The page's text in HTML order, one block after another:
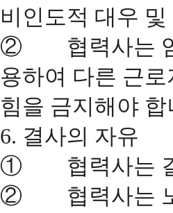
비인도적 대우
② 협력사는 임
용하여 다른 근
힘을 금지해야 합
6. 결사의 자유
① 협력사는 결
② 협력사는 노